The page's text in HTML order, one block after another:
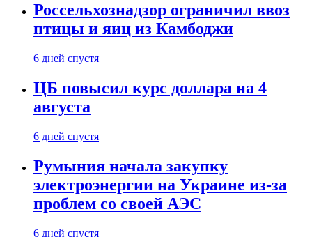
Россельхознадзор ограничил ввоз
птицы и яиц из Камбоджи
6 дней спустя
ЦБ повысил курс доллара на 4
августа
6 дней спустя
Румыния начала закупку
электроэнергии на Украине из-за
проблем со своей АЭС
6 дней спустя